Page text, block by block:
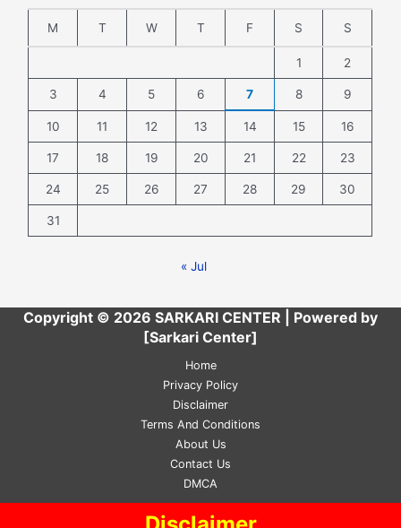
M T W T F S S
1 2
3 4 5 6 7 8 9
10 11 12 13 14 15 16
17 18 19 20 21 22 23
24 25 26 27 28 29 30
31
« Jul
Copyright © 2026 SARKARI CENTER | Powered by
[Sarkari Center]
Home
Privacy Policy
Disclaimer
Terms And Conditions
About Us
Contact Us
DMCA